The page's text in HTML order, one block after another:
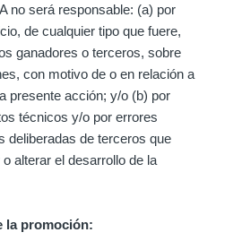
no será responsable: (a) por
de cualquier tipo que fuere,
ganadores o terceros, sobre
con motivo de o en relación a
presente acción; y/o (b) por
técnicos y/o por errores
deliberadas de terceros que
alterar el desarrollo de la
la promoción: